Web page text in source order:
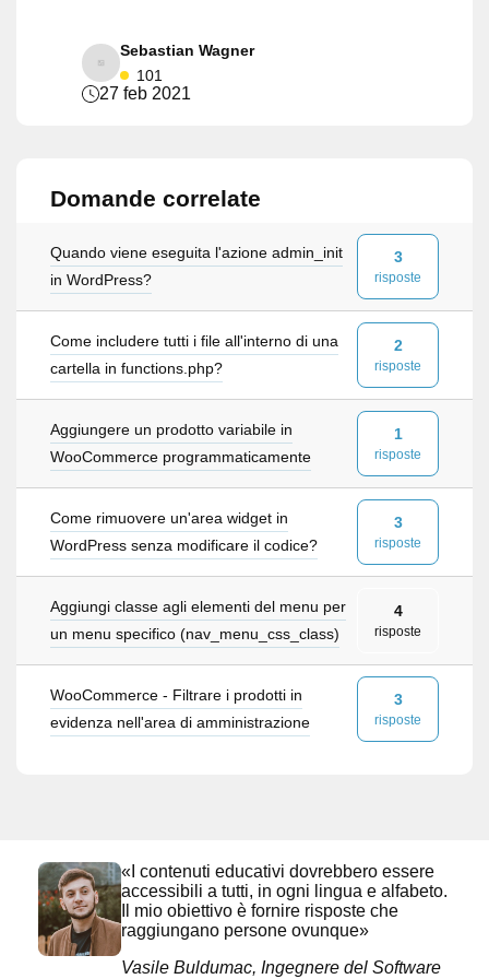
Sebastian Wagner
101
27 feb 2021
Domande correlate
Quando viene eseguita l'azione admin_init
in WordPress?
3
risposte
Come includere tutti i file all'interno di una
cartella in functions.php?
2
risposte
Aggiungere un prodotto variabile in
WooCommerce programmaticamente
1
risposte
Come rimuovere un'area widget in
WordPress senza modificare il codice?
3
risposte
Aggiungi classe agli elementi del menu per
un menu specifico (nav_menu_css_class)
4
risposte
WooCommerce - Filtrare i prodotti in
evidenza nell'area di amministrazione
3
risposte
«I contenuti educativi dovrebbero essere
accessibili a tutti, in ogni lingua e alfabeto.
Il mio obiettivo è fornire risposte che
raggiungano persone ovunque»
Vasile Buldumac, Ingegnere del Software